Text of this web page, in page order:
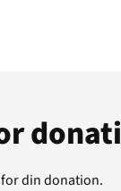
din donation.